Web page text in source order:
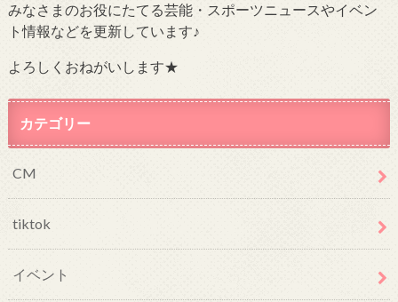
みなさまのお役にたてる芸能・スポーツニュースやイベン
ト情報などを更新しています♪
よろしくおねがいします★
カテゴリー
CM
tiktok
イベント